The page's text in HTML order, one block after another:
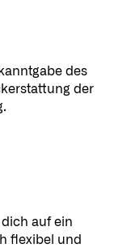
des
der
auf ein
flexibel und